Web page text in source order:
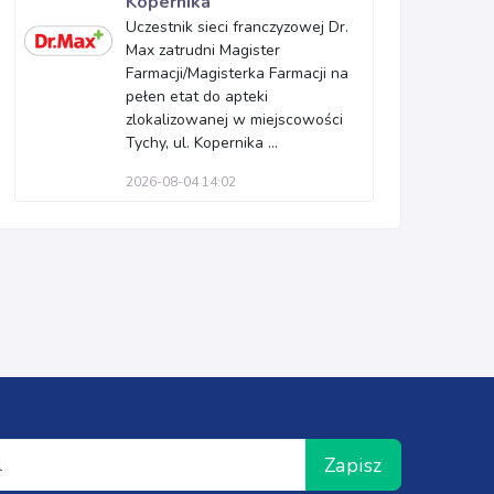
Uczestnik sieci franczyzowej Dr.
Max zatrudni Magister
Farmacji/Magisterka Farmacji na
pełen etat do apteki
zlokalizowanej w miejscowości
Tychy, ul. Kopernika ...
2026-08-04 14:02
Zapisz